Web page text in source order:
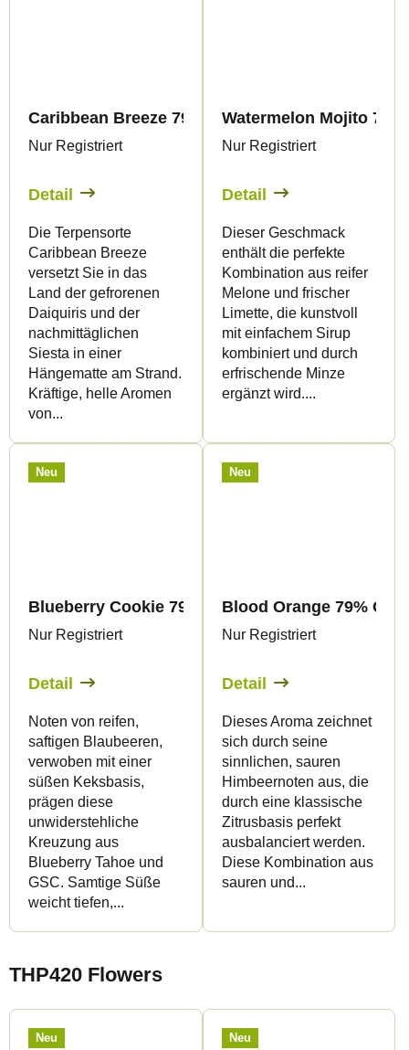
Caribbean Breeze 79% CBG9 - Vape - 1ml -
Nur Registriert
Detail
Die Terpensorte
Caribbean Breeze
versetzt Sie in das
Land der gefrorenen
Daiquiris und der
nachmittäglichen
Siesta in einer
Hängematte am Strand.
Kräftige, helle Aromen
von...
Watermelon Mojito
Nur Registriert
Detail
Dieser Geschmack
enthält die perfekte
Kombination aus reifer
Melone und frischer
Limette, die kunstvoll
mit einfachem Sirup
kombiniert und durch
erfrischende Minze
ergänzt wird....
Neu
Blueberry Cookie 79% CBG9 - Vape - 1ml -
Nur Registriert
Detail
Noten von reifen,
saftigen Blaubeeren,
verwoben mit einer
süßen Keksbasis,
prägen diese
unwiderstehliche
Kreuzung aus
Blueberry Tahoe und
GSC. Samtige Süße
weicht tiefen,...
Neu
Blood Orange 79%
Nur Registriert
Detail
Dieses Aroma zeichnet
sich durch seine
sinnlichen, sauren
Himbeernoten aus, die
durch eine klassische
Zitrusbasis perfekt
ausbalanciert werden.
Diese Kombination aus
sauren und...
THP420 Flowers
Neu Neu